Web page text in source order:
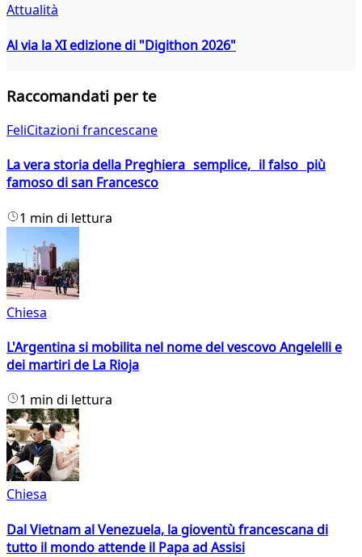
Attualità
Al via la XI edizione di "Digithon 2026"
Raccomandati per te
FeliCitazioni francescane
La vera storia della Preghiera semplice, il falso più
famoso di san Francesco
1 min di lettura
Chiesa
L'Argentina si mobilita nel nome del vescovo Angelelli e
dei martiri de La Rioja
1 min di lettura
Chiesa
Dal Vietnam al Venezuela, la gioventù francescana di
tutto il mondo attende il Papa ad Assisi